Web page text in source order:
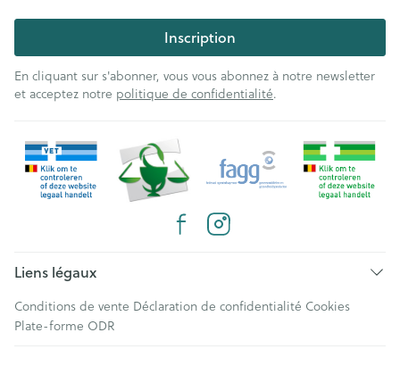
Inscription
En cliquant sur s'abonner, vous vous abonnez à notre newsletter
et acceptez notre politique de confidentialité.
Liens légaux
Conditions de vente Déclaration de confidentialité Cookies
Plate-forme ODR